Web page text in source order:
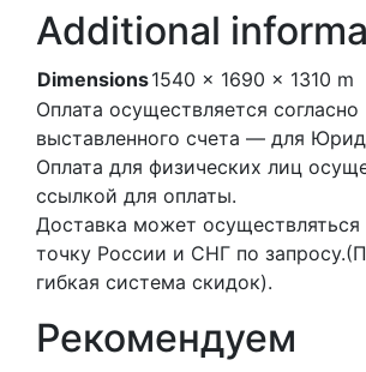
Additional
Dimensions1540 × 1690 × 1310 m
Оплата осуществляется согласно
выставленного счета — для
Оплата для физических лиц
ссылкой для оплаты.
Доставка может
точку России и СНГ по
гибкая система скидок).
Рекомендуем